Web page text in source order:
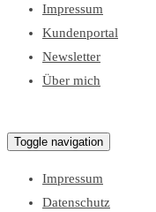
Impressum
Kundenportal
Newsletter
Über mich
Toggle navigation
Impressum
Datenschutz